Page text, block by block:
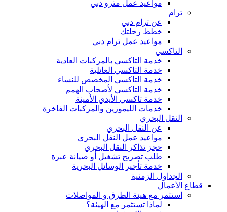
مواعيد عمل مترو دبي
ترام
عن ترام دبي
خطط رحلتك
مواعيد عمل ترام دبي
التاكسي
خدمة التاكسي بالمركبات العادية
خدمة التاكسي العائلية
خدمة التاكسي المخصص للنساء
خدمة التاكسي لأصحاب الهمم
خدمة تاكسي الأيدي الأمينة
خدمات الليموزين والمركبات الفاخرة
النقل البحري
عن النقل البحري
مواعيد عمل النقل البحري
حجز تذاكر النقل البحري
طلب تصريح تشغيل أو صيانة عبرة
خدمة تأجير الوسائل البحرية
الجداول الزمنية
قطاع الأعمال
استثمر مع هيئة الطرق و المواصلات
لماذا تستثمر مع الهيئة؟